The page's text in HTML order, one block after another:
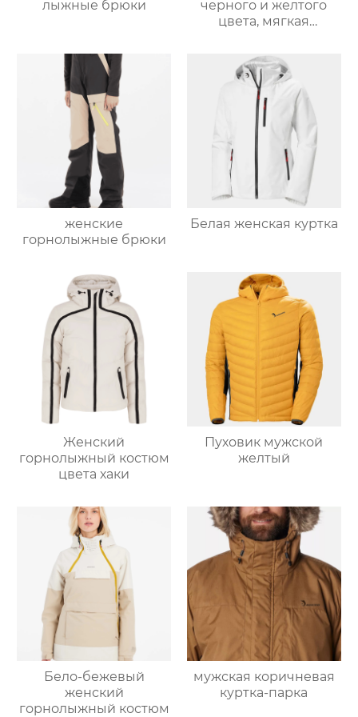
лыжные брюки
черного и желтого
цвета, мягкая
женские
горнолыжные брюки
Белая женская куртка
Женский
горнолыжный костюм
цвета хаки
Пуховик мужской
желтый
Бело-бежевый
женский
горнолыжный костюм
мужская коричневая
куртка-парка